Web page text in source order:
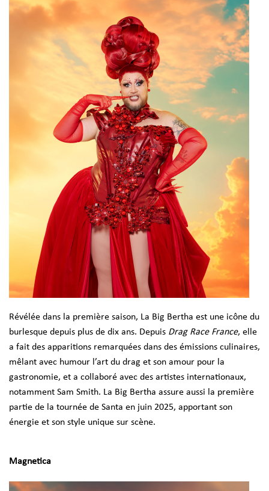
Révélée dans la première saison, La Big Bertha est une icône du
burlesque depuis plus de dix ans. Depuis Drag Race France, elle
a fait des apparitions remarquées dans des émissions culinaires,
mêlant avec humour l’art du drag et son amour pour la
gastronomie, et a collaboré avec des artistes internationaux,
notamment Sam Smith. La Big Bertha assure aussi la première
partie de la tournée de Santa en juin 2025, apportant son
énergie et son style unique sur scène.
Magnetica